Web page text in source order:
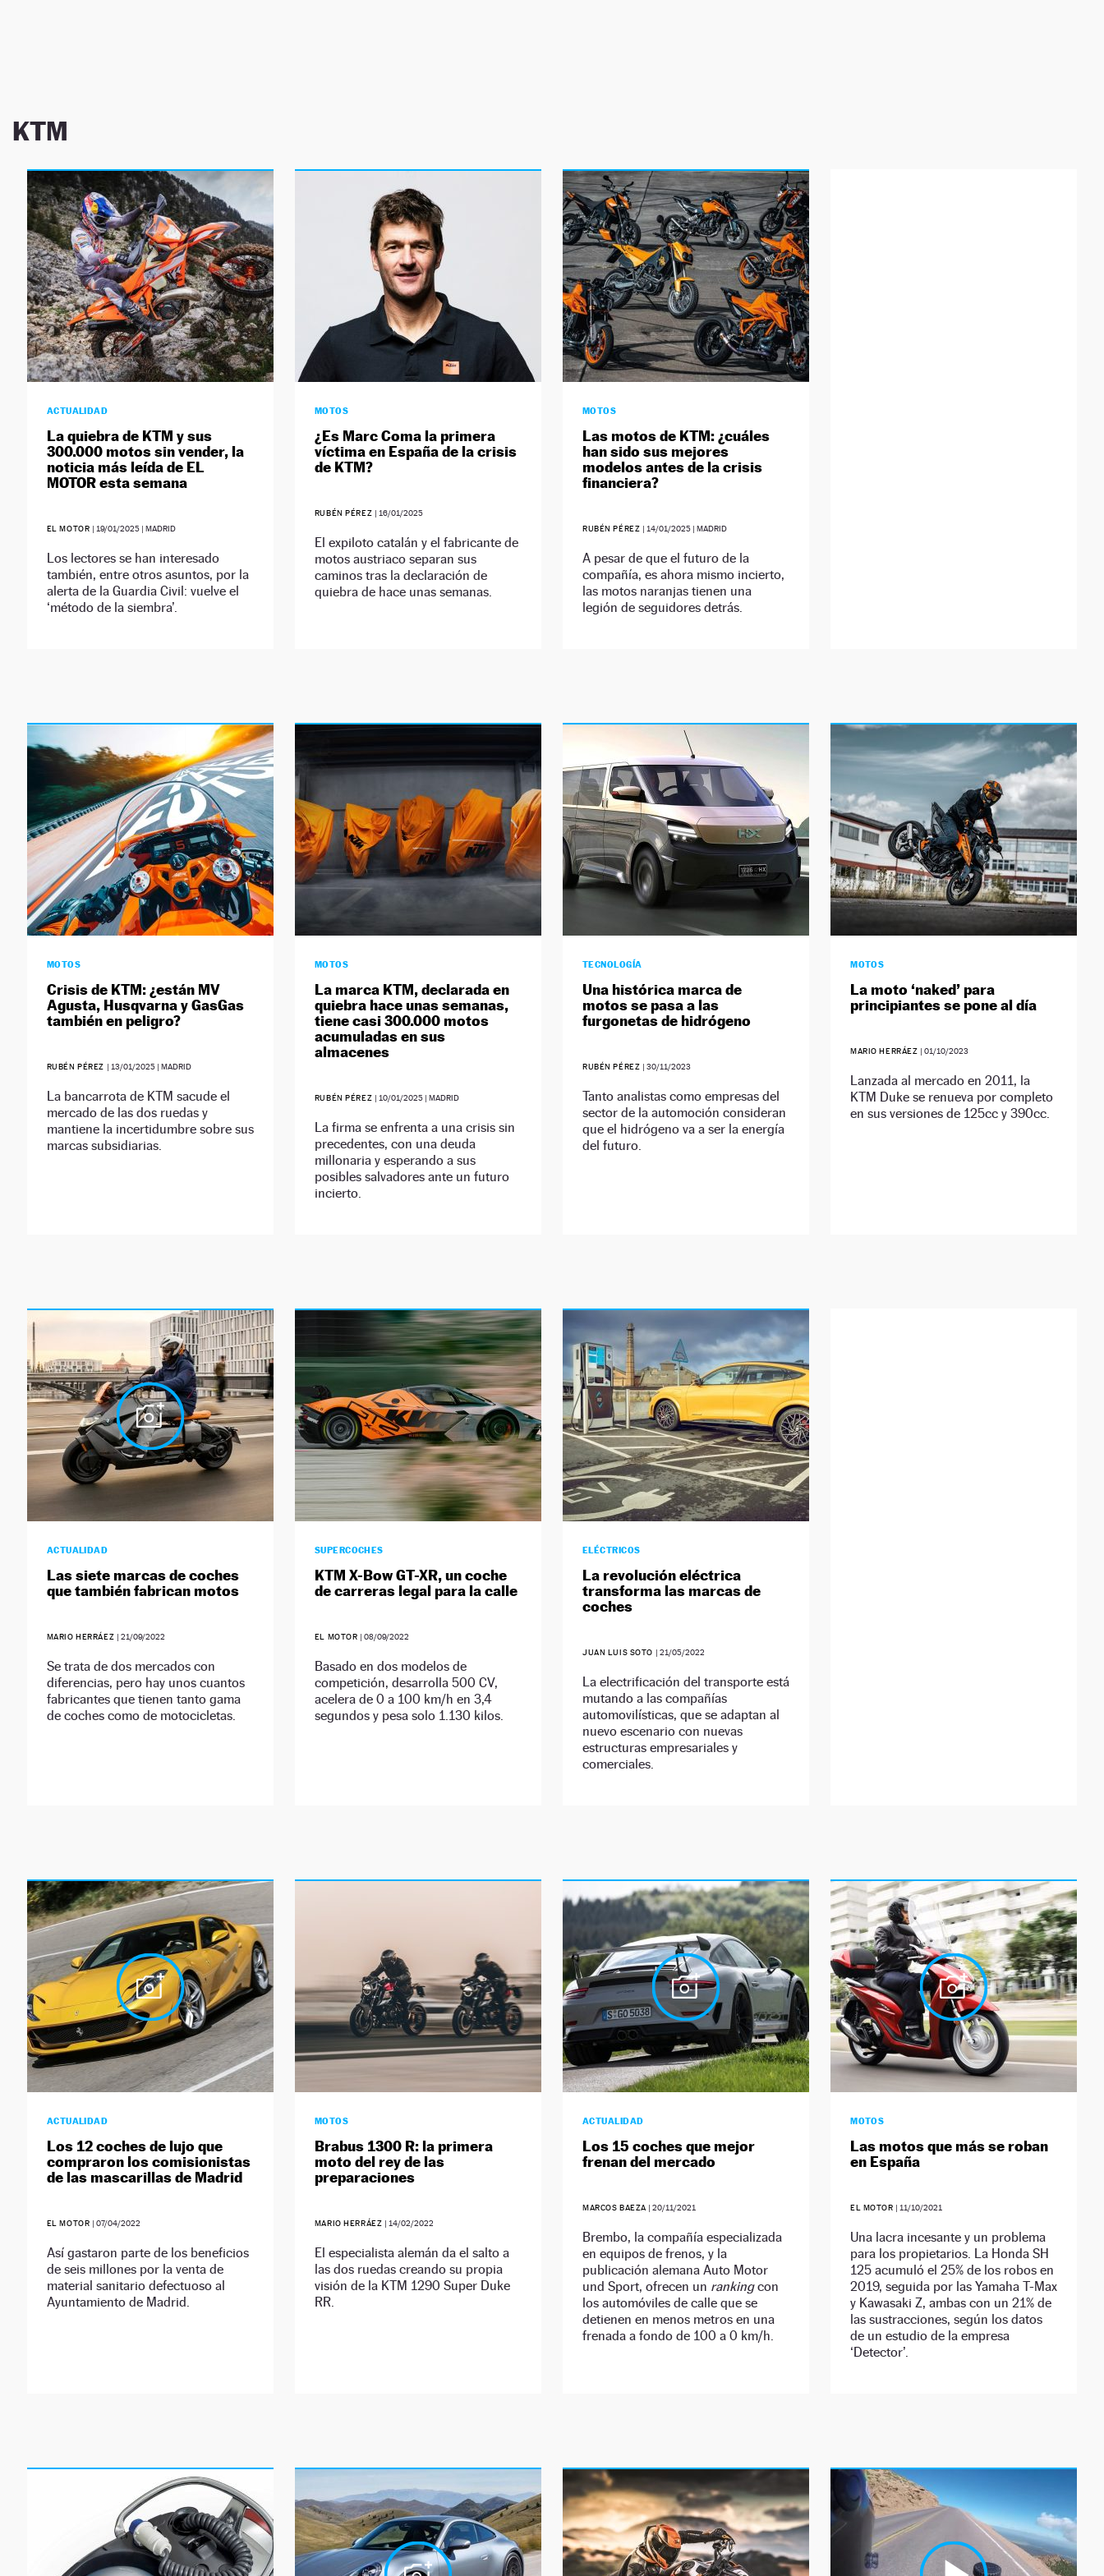
KTM
ACTUALIDAD
La quiebra de KTM y sus
300.000 motos sin vender, la
noticia más leída de EL
MOTOR esta semana
EL MOTOR | 19/01/2025| MADRID
Los lectores se han interesado
también, entre otros asuntos, por la
alerta de la Guardia Civil: vuelve el
‘método de la siembra’.
MOTOS
¿Es Marc Coma la primera
víctima en España de la crisis
de KTM?
RUBÉN PÉREZ | 16/01/2025
El expiloto catalán y el fabricante de
motos austriaco separan sus
caminos tras la declaración de
quiebra de hace unas semanas.
MOTOS
Las motos de KTM: ¿cuáles
han sido sus mejores
modelos antes de la crisis
financiera?
RUBÉN PÉREZ | 14/01/2025| MADRID
A pesar de que el futuro de la
compañía, es ahora mismo incierto,
las motos naranjas tienen una
legión de seguidores detrás.
MOTOS
Crisis de KTM: ¿están MV
Agusta, Husqvarna y GasGas
también en peligro?
RUBÉN PÉREZ | 13/01/2025| MADRID
La bancarrota de KTM sacude el
mercado de las dos ruedas y
mantiene la incertidumbre sobre sus
marcas subsidiarias.
MOTOS
La marca KTM, declarada en
quiebra hace unas semanas,
tiene casi 300.000 motos
acumuladas en sus
almacenes
RUBÉN PÉREZ | 10/01/2025| MADRID
La firma se enfrenta a una crisis sin
precedentes, con una deuda
millonaria y esperando a sus
posibles salvadores ante un futuro
incierto.
TECNOLOGÍA
Una histórica marca de
motos se pasa a las
furgonetas de hidrógeno
RUBÉN PÉREZ | 30/11/2023
Tanto analistas como empresas del
sector de la automoción consideran
que el hidrógeno va a ser la energía
del futuro.
MOTOS
La moto ‘naked’ para
principiantes se pone al día
MARIO HERRÁEZ |01/10/2023
Lanzada al mercado en 2011, la
KTM Duke se renueva por completo
en sus versiones de 125cc y 390cc.
ACTUALIDAD
Las siete marcas de coches
que también fabrican motos
MARIO HERRÁEZ | 21/09/2022
Se trata de dos mercados con
diferencias, pero hay unos cuantos
fabricantes que tienen tanto gama
de coches como de motocicletas.
SUPERCOCHES
KTM X-Bow GT-XR, un coche
de carreras legal para la calle
EL MOTOR |08/09/2022
Basado en dos modelos de
competición, desarrolla 500 CV,
acelera de 0 a 100 km/h en 3,4
segundos y pesa solo 1.130 kilos.
ELÉCTRICOS
La revolución eléctrica
transforma las marcas de
coches
JUAN LUIS SOTO | 21/05/2022
La electrificación del transporte está
mutando a las compañías
automovilísticas, que se adaptan al
nuevo escenario con nuevas
estructuras empresariales y
comerciales.
ACTUALIDAD
Los 12 coches de lujo que
compraron los comisionistas
de las mascarillas de Madrid
EL MOTOR | 07/04/2022
Así gastaron parte de los beneficios
de seis millones por la venta de
material sanitario defectuoso al
Ayuntamiento de Madrid.
MOTOS
Brabus 1300 R: la primera
moto del rey de las
preparaciones
MARIO HERRÁEZ | 14/02/2022
El especialista alemán da el salto a
las dos ruedas creando su propia
visión de la KTM 1290 Super Duke
RR.
ACTUALIDAD
Los 15 coches que mejor
frenan del mercado
MARCOS BAEZA |20/11/2021
Brembo, la compañía especializada
en equipos de frenos, y la
publicación alemana Auto Motor
und Sport, ofrecen un rankingcon
los automóviles de calle que se
detienen en menos metros en una
frenada a fondo de 100 a 0 km/h.
MOTOS
Las motos que más se roban
en España
EL MOTOR | 11/10/2021
Una lacra incesante y un problema
para los propietarios. La Honda SH
125 acumuló el 25% de los robos en
2019, seguida por las Yamaha T-Max
y Kawasaki Z, ambas con un 21% de
las sustracciones, según los datos
de un estudio de la empresa
‘Detector’.